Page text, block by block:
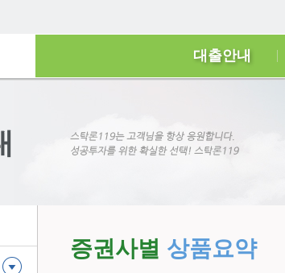
대출안내
증권사별 상품요약